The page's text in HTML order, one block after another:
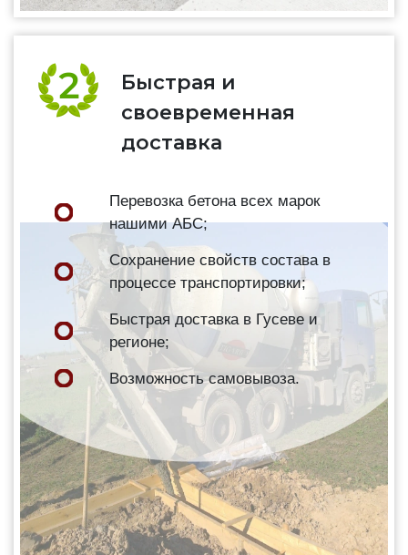
Быстрая и
своевременная
доставка
Перевозка бетона всех марок
нашими АБС;
Сохранение свойств состава в
процессе транспортировки;
Быстрая доставка в Гусеве и
регионе;
Возможность самовывоза.